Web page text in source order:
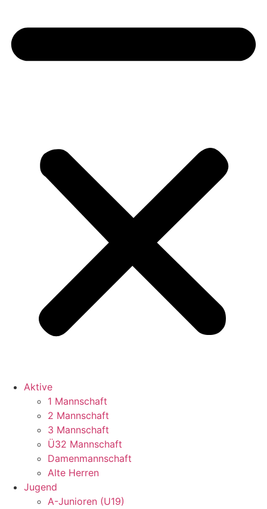
Aktive
1 Mannschaft
2 Mannschaft
3 Mannschaft
Ü32 Mannschaft
Damenmannschaft
Alte Herren
Jugend
A-Junioren (U19)